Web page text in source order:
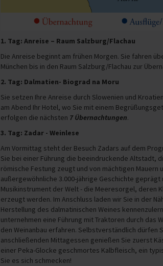
1. Tag: Anreise – Raum Salzburg/Flachau
Die Anreise beginnt am frühen Morgen. Sie fahren
München bis in den Raum Salzburg/Flachau zur
2. Tag: Dalmatien- Biograd na Moru
Sie setzen Ihre Anreise durch Slowenien und
am Abend Ihr Hotel, wo Sie mit einem
erfolgen die nächsten 7 Übernachtungen.
3. Tag: Zadar - Weinlese
Am Vormittag steht der Besuch Zadars auf dem
Sie bei einer Führung die beeindruckende Altstadt,
römische Festung zeugt und von mächtigen Mauern
außergewöhnliche 3.000-jährige Geschichte
Musikinstrument der Welt - die Meeresorgel, deren
erzeugt werden. Im Anschluss laden wir Sie in der
Herstellung des dalmatinischen Weines
unternehmen eine Führung mit Traktoren durch das
den Weinanbau erfahren. Selbstverständlich dürfen
anschließenden Mittagessen genießen Sie zuerst
einer Peka-Glocke geschmortes Kalbfleisch, ein
Sie es sich schmecken!